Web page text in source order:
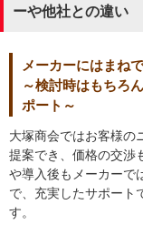
ーや他社との違い
メーカーにはまね
～検討時はもちろ
ポート～
大塚商会ではお客様の
提案でき、価格の交渉
や導入後もメーカーで
で、充実したサポート
す。